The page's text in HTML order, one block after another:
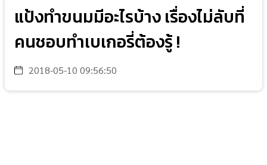
แป้งทำขนมมีอะไรบ้าง เรื่องไม่ลับที่
คนชอบทำเบเกอรี่ต้องรู้ !
2018-05-10 09:56:50